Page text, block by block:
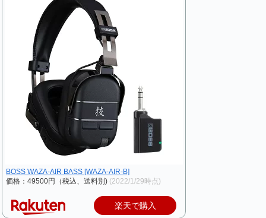
BOSS WAZA-AIR BASS [WAZA-AIR-B]
価格：49500円（税込、送料別) (2022/1/29時点)
楽天で購入